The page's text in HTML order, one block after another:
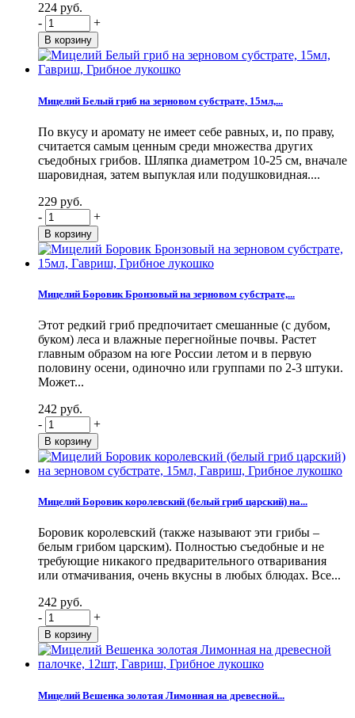
224 руб.
-
+
Мицелий Белый гриб на зерновом субстрате, 15мл,...
По вкусу и аромату не имеет себе равных, и, по праву,
считается самым ценным среди множества других
съедобных грибов. Шляпка диаметром 10-25 см, вначале
шаровидная, затем выпуклая или подушковидная....
229 руб.
-
+
Мицелий Боровик Бронзовый на зерновом субстрате,...
Этот редкий гриб предпочитает смешанные (с дубом,
буком) леса и влажные перегнойные почвы. Растет
главным образом на юге России летом и в первую
половину осени, одиночно или группами по 2-3 штуки.
Может...
242 руб.
-
+
Мицелий Боровик королевский (белый гриб царский) на...
Боровик королевский (также называют эти грибы –
белым грибом царским). Полностью съедобные и не
требующие никакого предварительного отваривания
или отмачивания, очень вкусны в любых блюдах. Все...
242 руб.
-
+
Мицелий Вешенка золотая Лимонная на древесной...